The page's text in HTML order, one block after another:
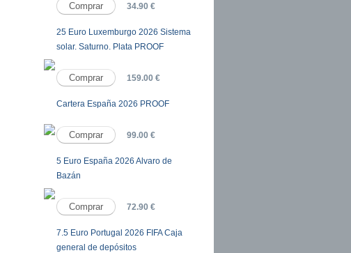
34.90 €
25 Euro Luxemburgo 2026 Sistema
solar. Saturno. Plata PROOF
159.00 €
Cartera España 2026 PROOF
99.00 €
5 Euro España 2026 Alvaro de
Bazán
72.90 €
7.5 Euro Portugal 2026 FIFA Caja
general de depósitos